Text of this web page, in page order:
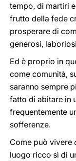
tempo, di martiri
frutto della fede
prosperare di
generosi,
Ed è proprio in
come comunità,
saranno sempre
fatto di abitare in
frequentemente
sofferenze.
Come può vivere
luogo ricco sì di